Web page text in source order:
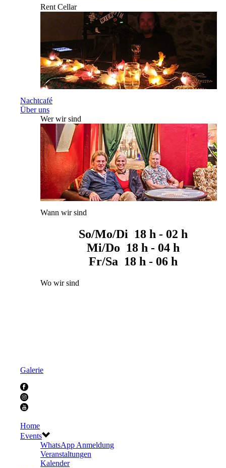
Rent Cellar
Nachtcafé
Über uns
Wer wir sind
Wann wir sind
So/Mo/Di 18 h - 02 h
Mi/Do 18 h - 04 h
Fr/Sa 18 h - 06 h
Wo wir sind
Galerie
Home
Events
WhatsApp Anmeldung
Veranstaltungen
Kalender